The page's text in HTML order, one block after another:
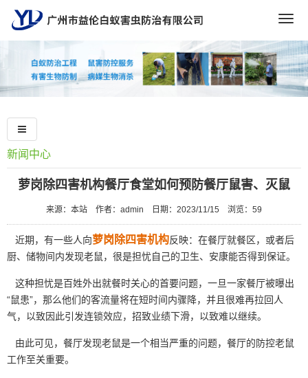
新闻中心
萝岗除四害机构餐厅食堂如何预防餐厅鼠害、灭鼠
来源：本站 作者：admin 日期：2023/11/15 浏览： 59
近期，有一些人向萝岗除四害机构反映：在餐厅就餐区，或者后
厨、储物间内发现老鼠，很是担忧自己的卫生、安康能否得到保证。
这种担忧是百姓外出就餐时关心的首要问题，一旦一家餐厅被曝出
“鼠患”，那么他们的客流量将在短时间内骤降，并且很难再拉回人
气，以致因此引发连锁效应，招致业绩下滑，以致难以继续。
由此可见，餐厅发现老鼠是一个相当严重的问题，餐厅的防控老鼠
工作至关重要。